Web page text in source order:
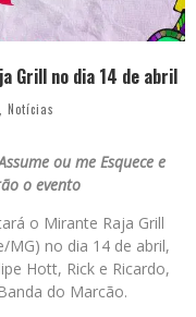
Grill no dia 14 de abril
Notícias
ou me Esquece e
o evento
o Mirante Raja Grill
MG) no dia 14 de abril,
Hott, Rick e Ricardo,
do Marcão.